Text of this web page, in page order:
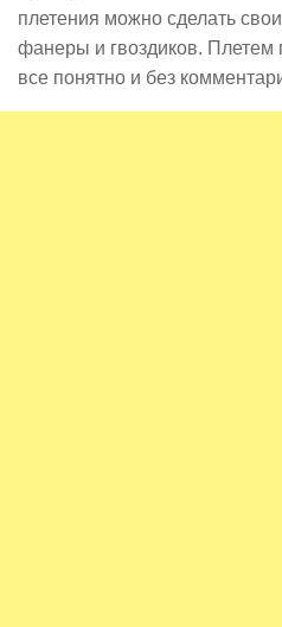
плетения можно сделать
фанеры и гвоздиков.
все понятно и без